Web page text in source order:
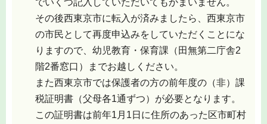
でいくつ記入していただいてもかまいません。
その後西東京市に転入が済みましたら、西東京市
の市民として再度申込みをしていただくことにな
りますので、幼児教育・保育課（田無第二庁舎2
階2番窓口）までお越しください。
また西東京市では保護者の方の前年度の（非）課
税証明書（父母各1通ずつ）が必要となります。
この証明書は前年1月1日に住所のあった区市町村